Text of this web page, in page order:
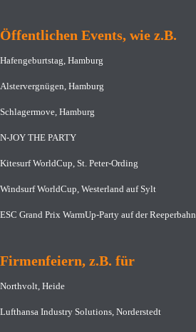
Öffentlichen Events, wie z.B.
Hafengeburtstag, Hamburg
Alstervergnügen, Hamburg
Schlagermove, Hamburg
N-JOY THE PARTY
Kitesurf WorldCup, St. Peter-Ording
Windsurf WorldCup, Westerland auf Sylt
ESC Grand Prix WarmUp-Party auf der Reeperbahn
Firmenfeiern, z.B. für
Northvolt, Heide
Lufthansa Industry Solutions, Norderstedt